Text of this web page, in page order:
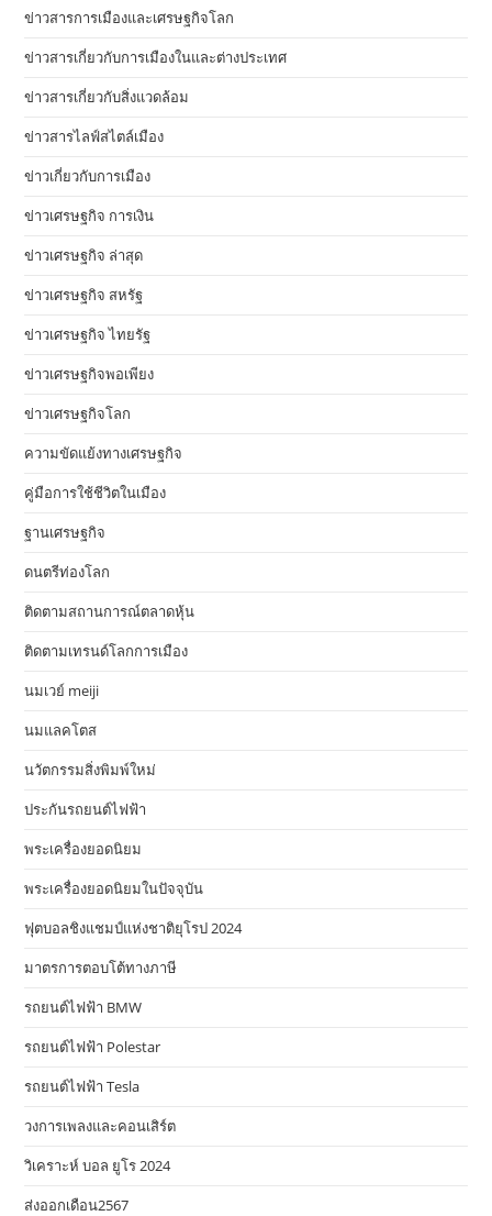
ข่าวสารการเมืองและเศรษฐกิจโลก
ข่าวสารเกี่ยวกับการเมืองในและต่างประเทศ
ข่าวสารเกี่ยวกับสิ่งแวดล้อม
ข่าวสารไลฟ์สไตล์เมือง
ข่าวเกี่ยวกับการเมือง
ข่าวเศรษฐกิจ การเงิน
ข่าวเศรษฐกิจ ล่าสุด
ข่าวเศรษฐกิจ สหรัฐ
ข่าวเศรษฐกิจ ไทยรัฐ
ข่าวเศรษฐกิจพอเพียง
ข่าวเศรษฐกิจโลก
ความขัดแย้งทางเศรษฐกิจ
คู่มือการใช้ชีวิตในเมือง
ฐานเศรษฐกิจ
ดนตรีท่องโลก
ติดตามสถานการณ์ตลาดหุ้น
ติดตามเทรนด์โลกการเมือง
นมเวย์ meiji
นมแลคโตส
นวัตกรรมสิ่งพิมพ์ใหม่
ประกันรถยนต์ไฟฟ้า
พระเครื่องยอดนิยม
พระเครื่องยอดนิยมในปัจจุบัน
ฟุตบอลชิงแชมป์แห่งชาติยุโรป 2024
มาตรการตอบโต้ทางภาษี
รถยนต์ไฟฟ้า BMW
รถยนต์ไฟฟ้า Polestar
รถยนต์ไฟฟ้า Tesla
วงการเพลงและคอนเสิร์ต
วิเคราะห์ บอล ยูโร 2024
ส่งออกเดือน2567